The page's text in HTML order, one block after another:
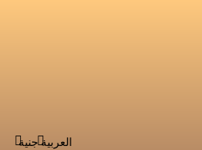
جنيةالعربية